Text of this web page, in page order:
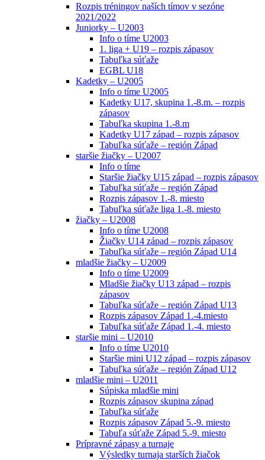
Rozpis tréningov naších tímov v sezóne
2021/2022
Juniorky – U2003
Info o tíme U2003
1. liga + U19 – rozpis zápasov
Tabuľka súťaže
EGBL U18
Kadetky – U2005
Info o tíme U2005
Kadetky U17, skupina 1.-8.m. – rozpis
zápasov
Tabuľka skupina 1.-8.m
Kadetky U17 západ – rozpis zápasov
Tabuľka súťaže – región Západ
staršie žiačky – U2007
Info o tíme
Staršie žiačky U15 západ – rozpis zápasov
Tabuľka súťaže – región Západ
Rozpis zápasov 1.-8. miesto
Tabuľka súťaže liga 1.-8. miesto
žiačky – U2008
Info o tíme U2008
Žiačky U14 západ – rozpis zápasov
Tabuľka súťaže – región Západ U14
mladšie žiačky – U2009
Info o tíme U2009
Mladšie žiačky U13 západ – rozpis
zápasov
Tabuľka súťaže – región Západ U13
Rozpis zápasov Západ 1.-4.miesto
Tabuľka súťaže Západ 1.-4. miesto
staršie mini – U2010
Info o tíme U2010
Staršie mini U12 západ – rozpis zápasov
Tabuľka súťaže – región Západ U12
mladšie mini – U2011
Súpiska mladšie mini
Rozpis zápasov skupina západ
Tabuľka súťaže
Rozpis zápasov Západ 5.-9. miesto
Tabuľa súťaže Západ 5.-9. miesto
Prípravné zápasy a turnaje
Výsledky turnaja starších žiačok